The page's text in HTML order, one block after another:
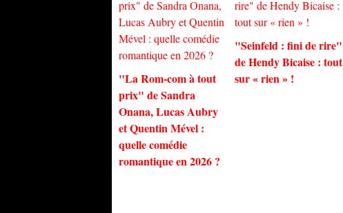
"La Rom-com à tout
prix" de Sandra
Onana, Lucas Aubry
et Quentin Mével :
quelle comédie
romantique en 2026 ?
"Seinfeld : fini de rire"
de Hendy Bicaise : tout
sur « rien » !